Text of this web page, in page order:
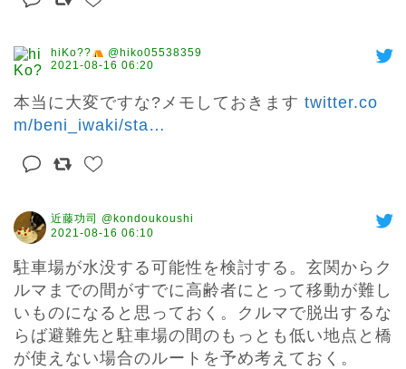
hiKo??
@hiko05538359
2021-08-16 06:20
本当に大変ですな?メモしておきます twitter.co
m/beni_iwaki/sta…
近藤功司 @kondoukoushi
2021-08-16 06:10
駐車場が水没する可能性を検討する。玄関からク
ルマまでの間がすでに高齢者にとって移動が難し
いものになると思っておく。クルマで脱出するな
らば避難先と駐車場の間のもっとも低い地点と橋
が使えない場合のルートを予め考えておく。